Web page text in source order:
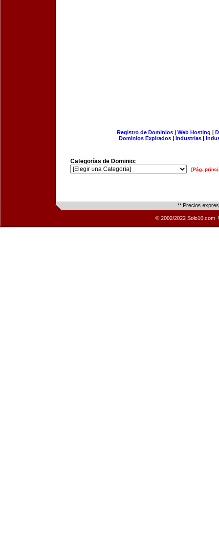
Registro de Dominios| Web Hosting |
Dominios Expirados | Industrias |
Categorías de Dominio:
[Pág.
** Precios
© 2002/2022 Solo10.com